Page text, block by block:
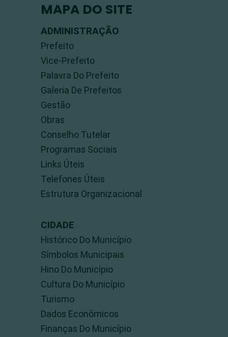
MAPA DO SITE
ADMINISTRAÇÃO
Prefeito
Vice-Prefeito
Palavra Do Prefeito
Galeria De Prefeitos
Gestão
Obras
Conselho Tutelar
Programas Sociais
Links Úteis
Telefones Úteis
Estrutura Organizacional
CIDADE
Histórico Do Município
Símbolos Municipais
Hino Do Município
Cultura Do Município
Turismo
Dados Econômicos
Finanças Do Município